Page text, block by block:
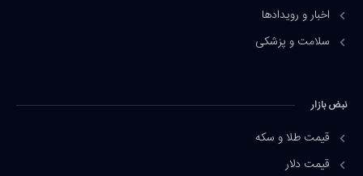
اخبار و رویدادها
سلامت و پزشکی
نبض بازار
قیمت طلا و سکه
قیمت دلار